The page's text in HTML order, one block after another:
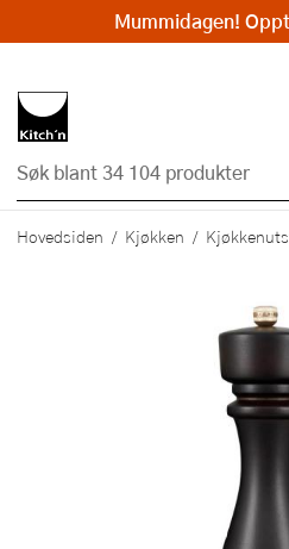
Hovedsiden Kjøkken
Mummidagen!